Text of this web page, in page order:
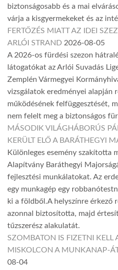
biztonságosabb és a mai
várja a kisgyermekeket és az
FERTŐZÉS MIATT AZ IDEI
ARLÓI STRAND 2026-08-05
A 2026-os fürdési szezon
látogatókat az Arlói Suvadás
Zemplén Vármegyei
vizsgálatok eredményei alapján
működésének felfüggesztését,
nem felelt meg a biztonságos
MÁSODIK VILÁGHÁBORÚS
KERÜLT ELŐ A BARÁTHEGYI
Különleges esemény szakította
Alapítvány Baráthegyi
fejlesztési munkálatokat. Az
egy munkagép egy
ki a földből.A helyszínre érkező
azonnal biztosította, majd
tűzszerész alakulatát.
SZOMBATON IS FIZETNI KELL
MISKOLCON A MUNKANAP-
08-04